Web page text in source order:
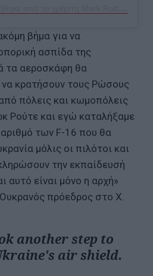
βήμα για να
ασπίδα της
τα αεροσκάφη θα
να κρατήσουν τους Ρώσους
πόλεις και κωμοπόλεις
Ρούτε και εγώ καταλήξαμε
των F-16 που θα
μόλις οι πιλότοι και
την εκπαίδευσή
αυτό είναι μόνο η αρχή»
πρόεδρος στο X.
another step to
air shield.